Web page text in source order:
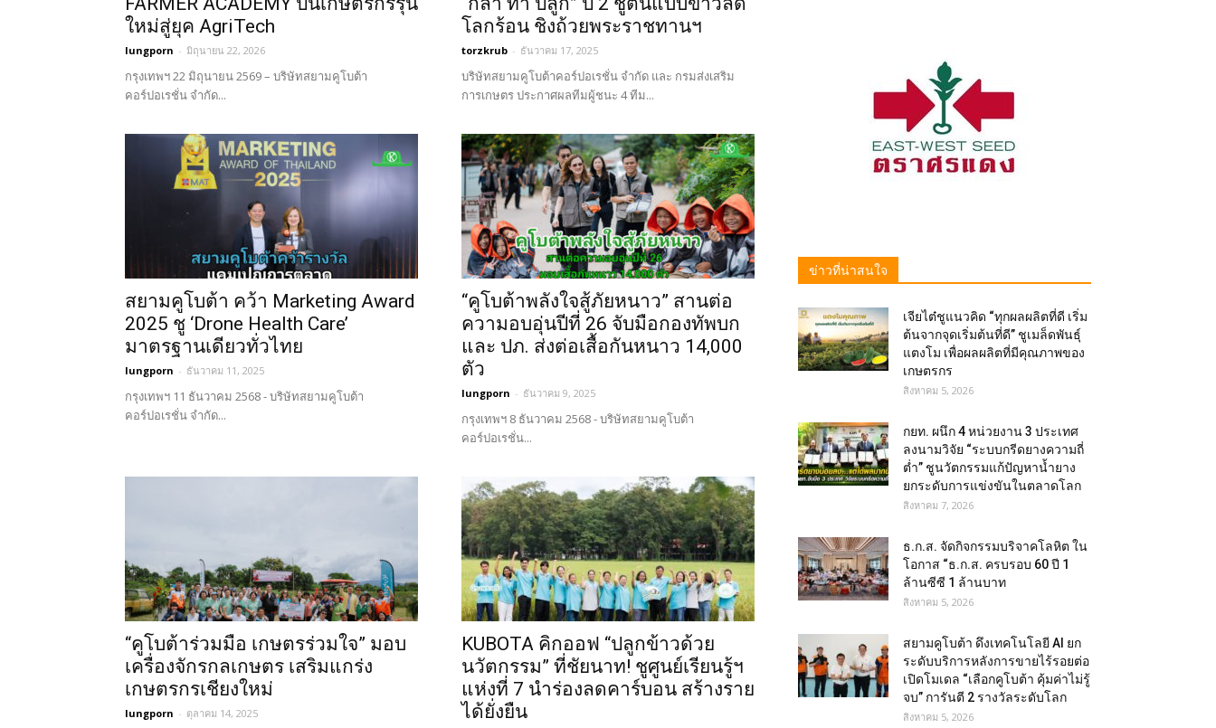
ใหม่สู่ยุค AgriTech
lungporn - มิถุนายน 22, 2026
กรุงเทพฯ 22 มิถุนายน 2569 – บริษัทสยามคูโบต้า
คอร์ปอเรชั่น จำกัด...
โลกร้อน ชิงถ้วยพระราชทานฯ
torzkrub - ธันวาคม 17, 2025
บริษัทสยามคูโบต้าคอร์ปอเรชั่น จำกัด และ กรมส่งเสริม
การเกษตร ประกาศผลทีมผู้ชนะ 4 ทีม...
สยามคูโบต้า คว้า Marketing Award
2025 ชู ‘Drone Health Care’
มาตรฐานเดียวทั่วไทย
lungporn - ธันวาคม 11, 2025
กรุงเทพฯ 11 ธันวาคม 2568 - บริษัทสยามคูโบต้า
คอร์ปอเรชั่น จำกัด...
“คูโบต้าพลังใจสู้ภัยหนาว” สานต่อ
ความอบอุ่นปีที่ 26 จับมือกองทัพบก
และ ปภ. ส่งต่อเสื้อกันหนาว 14,000
ตัว
lungporn - ธันวาคม 9, 2025
กรุงเทพฯ 8 ธันวาคม 2568 - บริษัทสยามคูโบต้า
คอร์ปอเรชั่น...
“คูโบต้าร่วมมือ เกษตรร่วมใจ” มอบ
เครื่องจักรกลเกษตร เสริมแกร่ง
เกษตรกรเชียงใหม่
lungporn - ตุลาคม 14, 2025
KUBOTA คิกออฟ “ปลูกข้าวด้วย
นวัตกรรม” ที่ชัยนาท! ชูศูนย์เรียนรู้ฯ
แห่งที่ 7 นำร่องลดคาร์บอน สร้างราย
ได้ยั่งยืน
ข่าวที่น่าสนใจ
เจียไต๋ชูแนวคิด “ทุกผลผลิตที่ดี เริ่ม
ต้นจากจุดเริ่มต้นที่ดี” ชูเมล็ดพันธุ์
แตงโม เพื่อผลผลิตที่มีคุณภาพของ
เกษตรกร
สิงหาคม 5, 2026
กยท. ผนึก 4 หน่วยงาน 3 ประเทศ
ลงนามวิจัย “ระบบกรีดยางความถี่
ต่ำ” ชูนวัตกรรมแก้ปัญหาน้ำยาง
ยกระดับการแข่งขันในตลาดโลก
สิงหาคม 7, 2026
ธ.ก.ส. จัดกิจกรรมบริจาคโลหิต ใน
โอกาส “ธ.ก.ส. ครบรอบ 60 ปี 1
ล้านซีซี 1 ล้านบาท
สิงหาคม 5, 2026
สยามคูโบต้า ดึงเทคโนโลยี AI ยก
ระดับบริการหลังการขายไร้รอยต่อ
เปิดโมเดล “เลือกคูโบต้า คุ้มค่าไม่รู้
จบ” การันตี 2 รางวัลระดับโลก
สิงหาคม 5, 2026